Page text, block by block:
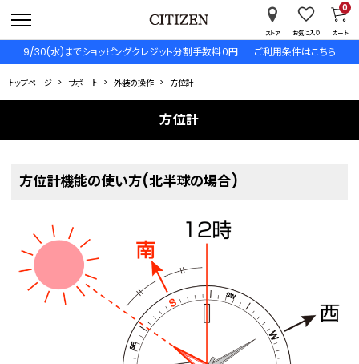
9/30(水)までショッピングクレジット分割手数料０円 ご利用条件はこちら
ストア お気に入り カート
0
トップページ サポート 外装の操作 方位計
方位計
方位計機能の使い方(北半球の場合)